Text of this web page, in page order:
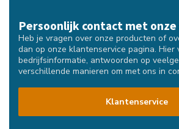
Persoonlijk contact met
Heb je vragen over onze producten of
dan op onze klantenservice pagina. Hier
bedrijfsinformatie, antwoorden op
verschillende manieren om met ons in
Klantenservice